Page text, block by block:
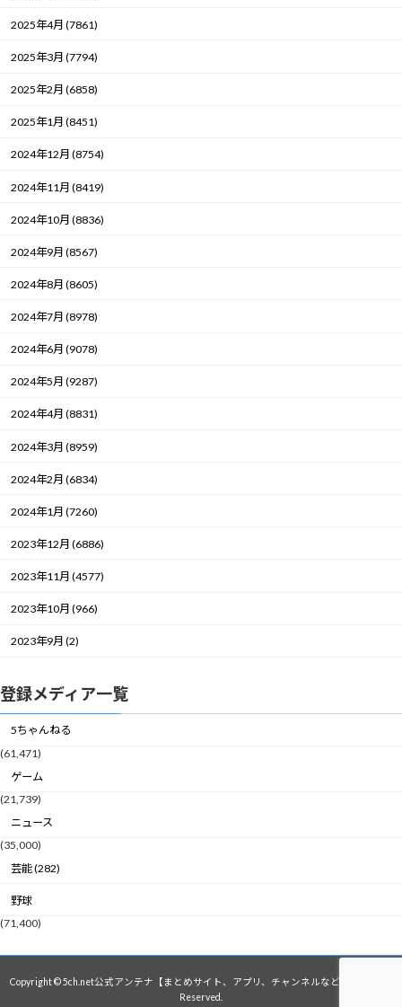
2025年4月 (7861)
2025年3月 (7794)
2025年2月 (6858)
2025年1月 (8451)
2024年12月 (8754)
2024年11月 (8419)
2024年10月 (8836)
2024年9月 (8567)
2024年8月 (8605)
2024年7月 (8978)
2024年6月 (9078)
2024年5月 (9287)
2024年4月 (8831)
2024年3月 (8959)
2024年2月 (6834)
2024年1月 (7260)
2023年12月 (6886)
2023年11月 (4577)
2023年10月 (966)
2023年9月 (2)
登録メディア一覧
5ちゃんねる
(61,471)
ゲーム
(21,739)
ニュース
(35,000)
芸能 (282)
野球
(71,400)
Copyright © 5ch.net公式アンテナ【まとめサイト、アプリ、チャンネルなど】 All Rights
Reserved.